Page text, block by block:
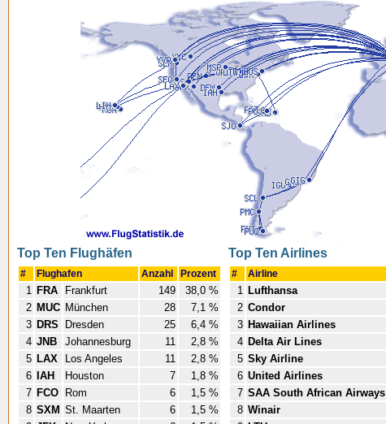
Top Ten Flughäfen
# Flughafen Anzahl Prozent
1 FRA Frankfurt 149
38,0 %
2 MUC München 28
7,1 %
3 DRS Dresden 25
6,4 %
4 JNB Johannesburg 11
2,8 %
5 LAX Los Angeles 11
2,8 %
6
IAH Houston 7
1,8 %
7 FCO Rom 6
1,5 %
8 SXM St. Maarten 6
1,5 %
Top Ten Airlines
# Airline
1 Lufthansa
2 Condor
3 Hawaiian Airlines
4 Delta Air Lines
5 Sky Airline
6 United Airlines
7 SAA South African Airways
8 Winair